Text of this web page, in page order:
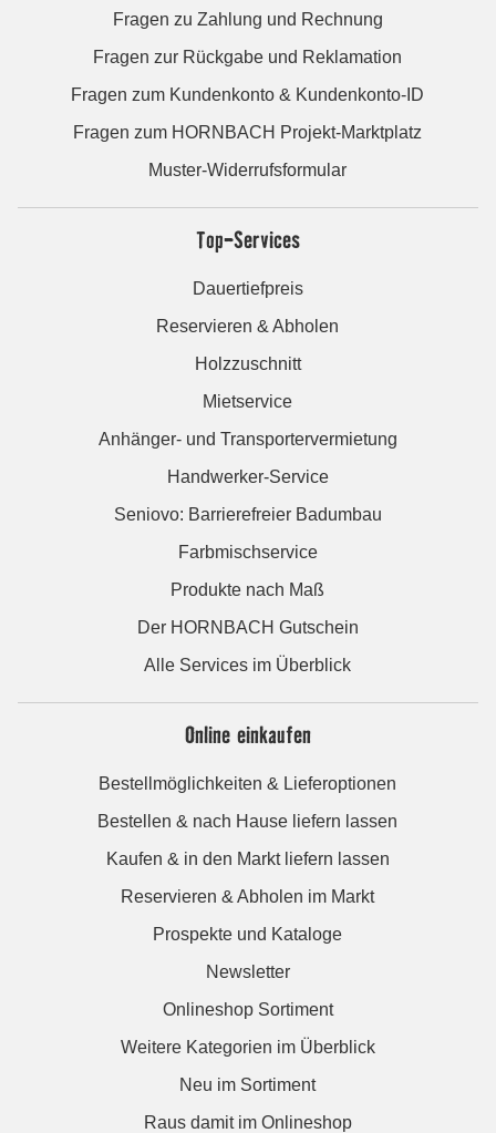
Fragen zu Zahlung und Rechnung
Fragen zur Rückgabe und Reklamation
Fragen zum Kundenkonto & Kundenkonto-ID
Fragen zum HORNBACH Projekt-Marktplatz
Muster-Widerrufsformular
Top-Services
Dauertiefpreis
Reservieren & Abholen
Holzzuschnitt
Mietservice
Anhänger- und Transportervermietung
Handwerker-Service
Seniovo: Barrierefreier Badumbau
Farbmischservice
Produkte nach Maß
Der HORNBACH Gutschein
Alle Services im Überblick
Online einkaufen
Bestellmöglichkeiten & Lieferoptionen
Bestellen & nach Hause liefern lassen
Kaufen & in den Markt liefern lassen
Reservieren & Abholen im Markt
Prospekte und Kataloge
Newsletter
Onlineshop Sortiment
Weitere Kategorien im Überblick
Neu im Sortiment
Raus damit im Onlineshop